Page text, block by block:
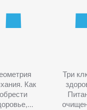
Как
обрести
Три